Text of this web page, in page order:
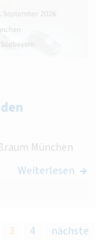
München
Weiterlesen
3 4 nächste